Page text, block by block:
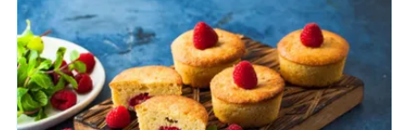
молоком. Во всяком случае, такое сочетание невольно
навевает воспоминания о временах, когда деревья были
большими, мы — маленькими, а вкуснее и уютнее маминых
кексов, булочек и пирожков не было ничего на свете!